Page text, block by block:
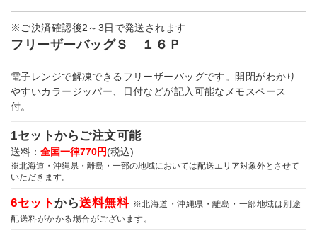
※ご決済確認後2～3日で発送されます
フリーザーバッグＳ １６Ｐ
電子レンジで解凍できるフリーザーバッグです。開閉がわかり
やすいカラージッパー、日付などが記入可能なメモスペース
付。
1セットからご注文可能
送料： 全国一律770円(税込)
※北海道・沖縄県・離島・一部の地域においては配送エリア対象外とさせて
いただきます。
6セットから送料無料 ※北海道・沖縄県・離島・一部地域は別途
配送料がかかる場合がございます。